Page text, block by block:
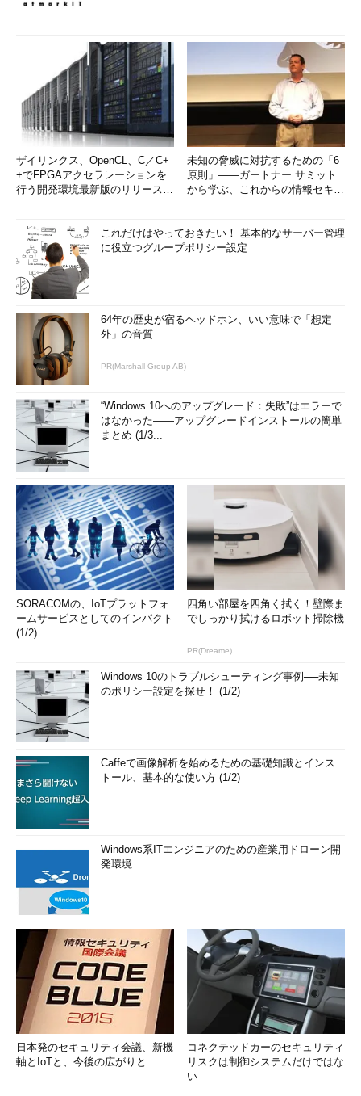
ザイリンクス、OpenCL、C／C+
+でFPGAアクセラレーションを
行う開発環境最新版のリリースを
未知の脅威に対抗するための「6
原則」――ガートナー サミット
から学ぶ、これからの情報セキュ
これだけはやっておきたい！ 基本的なサーバー管理
に役立つグループポリシー設定
64年の歴史が宿るヘッドホン、いい意味で「想定
外」の音質
PR(Marshall Group AB)
“Windows 10へのアップグレード：失敗”はエラーで
はなかった――アップグレードインストールの簡単
まとめ (1/3...
SORACOMの、IoTプラットフォ
ームサービスとしてのインパクト
(1/2)
四角い部屋を四角く拭く！壁際ま
でしっかり拭けるロボット掃除機
PR(Dreame)
Windows 10のトラブルシューティング事例──未知
のポリシー設定を探せ！ (1/2)
Caffeで画像解析を始めるための基礎知識とインス
トール、基本的な使い方 (1/2)
Windows系ITエンジニアのための産業用ドローン開
発環境
日本発のセキュリティ会議、新機
軸とIoTと、今後の広がりと
コネクテッドカーのセキュリティ
リスクは制御システムだけではな
い